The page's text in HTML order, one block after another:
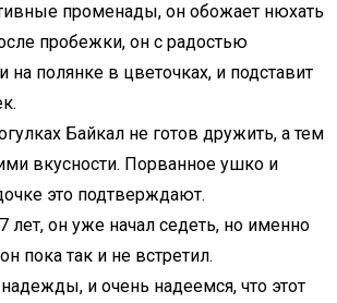
променады, он обожает нюхать
пробежки, он с радостью
на полянке в цветочках, и подставит
Байкал не готов дружить, а тем
вкусности. Порванное ушко и
это подтверждают.
лет, он уже начал седеть, но именно
пока так и не встретил.
и очень надеемся, что этот